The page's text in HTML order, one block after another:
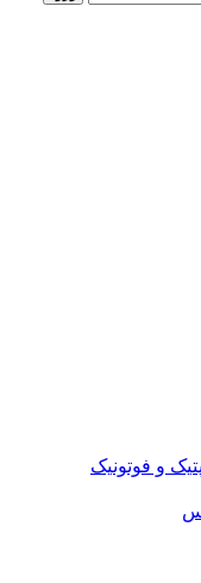
و فوتونیک